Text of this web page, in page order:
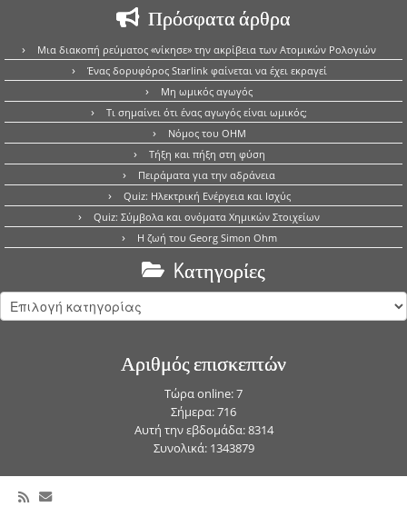
Πρόσφατα άρθρα
Μια διακοπή ρεύματος «νίκησε» την ακρίβεια των Ατομικών Ρολογιών
Ένας δορυφόρος Starlink φαίνεται να έχει εκραγεί
Μη ωμικός αγωγός
Τι σημαίνει ότι ένας αγωγός είναι ωμικός;
Νόμος του OHM
Τήξη και πήξη στη φύση
Πειράματα για την αδράνεια
Quiz: Ηλεκτρική Ενέργεια και Ισχύς
Quiz: Σύμβολα και ονόματα Χημικών Στοιχείων
Η ζωή του Georg Simon Ohm
Kατηγορίες
Kατηγορίες
Αριθμός επισκεπτών
Τώρα online: 7
Σήμερα: 716
Αυτή την εβδομάδα: 8314
Συνολικά: 1343879